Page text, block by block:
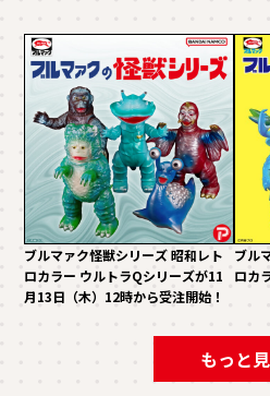
ブルマァク怪獣シリーズ 昭和レト
ロカラー ウルトラQシリーズが11
月13日（木）12時から受注開始！
ブル
ロカ
もっと